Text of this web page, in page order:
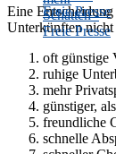
Eine
Unterkünften nicht
oft günstige
ruhige
mehr
günstiger,
freundliche
schnelle